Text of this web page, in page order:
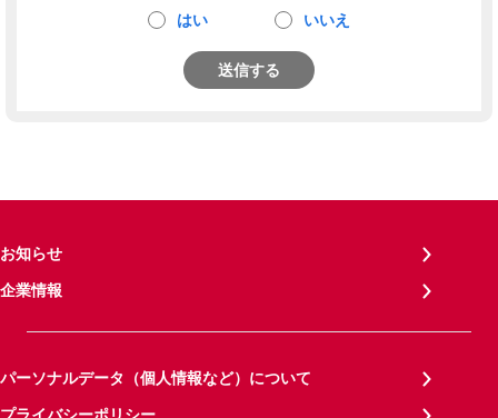
はい いいえ
送信する
お知らせ
企業情報
パーソナルデータ（個人情報など）について